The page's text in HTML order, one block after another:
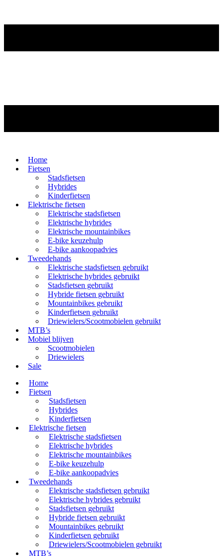
Home
Fietsen
Stadsfietsen
Hybrides
Kinderfietsen
Elektrische fietsen
Elektrische stadsfietsen
Elektrische hybrides
Elektrische mountainbikes
E-bike keuzehulp
E-bike aankoopadvies
Tweedehands
Elektrische stadsfietsen gebruikt
Elektrische hybrides gebruikt
Stadsfietsen gebruikt
Hybride fietsen gebruikt
Mountainbikes gebruikt
Kinderfietsen gebruikt
Driewielers/Scootmobielen gebruikt
MTB’s
Mobiel blijven
Scootmobielen
Driewielers
Sale
Home
Fietsen
Stadsfietsen
Hybrides
Kinderfietsen
Elektrische fietsen
Elektrische stadsfietsen
Elektrische hybrides
Elektrische mountainbikes
E-bike keuzehulp
E-bike aankoopadvies
Tweedehands
Elektrische stadsfietsen gebruikt
Elektrische hybrides gebruikt
Stadsfietsen gebruikt
Hybride fietsen gebruikt
Mountainbikes gebruikt
Kinderfietsen gebruikt
Driewielers/Scootmobielen gebruikt
MTB’s